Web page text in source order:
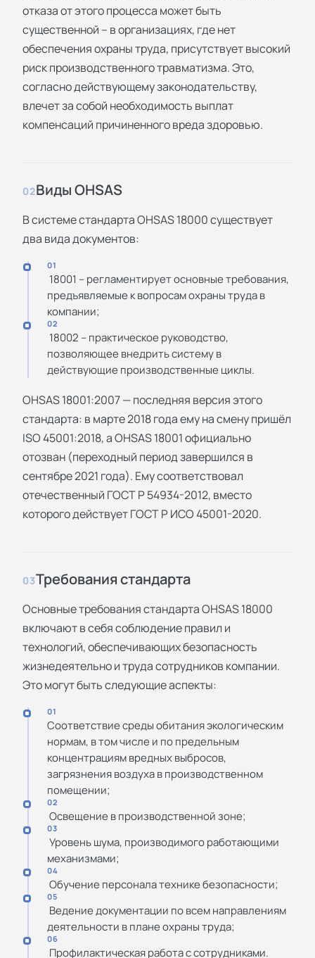
отказа от этого процесса может быть
существенной – в организациях, где нет
обеспечения охраны труда, присутствует высокий
риск производственного травматизма. Это,
согласно действующему законодательству,
влечет за собой необходимость выплат
компенсаций причиненного вреда здоровью.
02Виды OHSAS
В системе стандарта OHSAS 18000 существует
два вида документов:
01
18001 – регламентирует основные требования,
предъявляемые к вопросам охраны труда в
компании;
02
18002 – практическое руководство,
позволяющее внедрить систему в
действующие производственные циклы.
OHSAS 18001:2007 — последняя версия этого
стандарта: в марте 2018 года ему на смену пришёл
ISO 45001:2018, а OHSAS 18001 официально
отозван (переходный период завершился в
сентябре 2021 года). Ему соответствовал
отечественный ГОСТ Р 54934-2012, вместо
которого действует ГОСТ Р ИСО 45001-2020.
03Требования стандарта
Основные требования стандарта OHSAS 18000
включают в себя соблюдение правил и
технологий, обеспечивающих безопасность
жизнедеятельно и труда сотрудников компании.
Это могут быть следующие аспекты:
01
Соответствие среды обитания экологическим
нормам, в том числе и по предельным
концентрациям вредных выбросов,
загрязнения воздуха в производственном
помещении;
02
Освещение в производственной зоне;
03
Уровень шума, производимого работающими
механизмами;
04
Обучение персонала технике безопасности;
05
Ведение документации по всем направлениям
деятельности в плане охраны труда;
06
Профилактическая работа с сотрудниками.